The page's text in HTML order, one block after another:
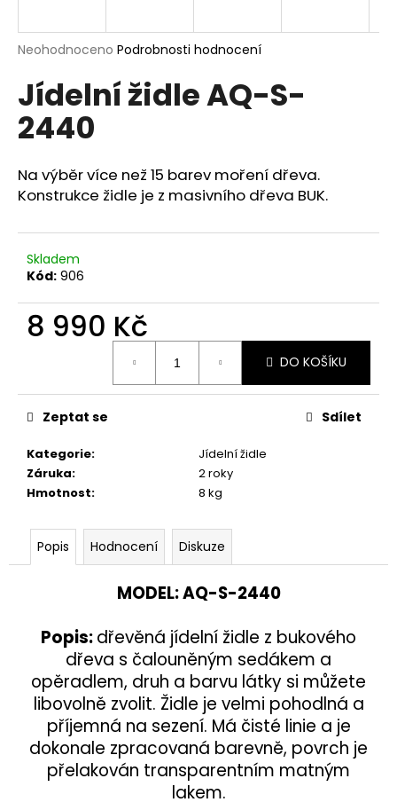
Průměrné
produktu
je
0,0
z
hvězdiček.
Neohodnoceno Podrobnosti hodnocení
Jídelní židle AQ-S-
2440
Na výběr více než 15 barev moření dřeva.
Konstrukce židle je z masivního dřeva BUK.
Skladem
Kód: 906
8 990 Kč
DO KOŠÍKU
Kategorie:
Jídelní židle
Záruka:
2 roky
Hmotnost: 8 kg
Zeptat se Sdílet
Popis Hodnocení Diskuze
MODEL:AQ-S-2440
Popis:dřevěná jídelní židle z bukového
dřeva s čalouněným sedákem a
opěradlem, druh a barvu látky si můžete
libovolně zvolit. Židle je velmi pohodlná a
příjemná na sezení. Má čisté linie a je
dokonale zpracovaná barevně, povrch je
přelakován transparentním matným
lakem.
j
t
?
HLEDAT
D
o
p
č
u
e
m
e
KŘESLO
AQ-
300